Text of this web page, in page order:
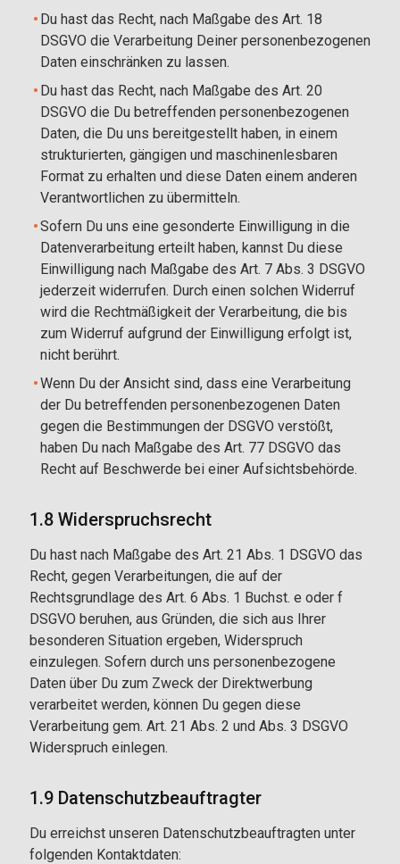
Du hast das Recht, nach Maßgabe des Art. 18
DSGVO die Verarbeitung Deiner personenbezogenen
Daten einschränken zu lassen.
Du hast das Recht, nach Maßgabe des Art. 20
DSGVO die Du betreffenden personenbezogenen
Daten, die Du uns bereitgestellt haben, in einem
strukturierten, gängigen und maschinenlesbaren
Format zu erhalten und diese Daten einem anderen
Verantwortlichen zu übermitteln.
Sofern Du uns eine gesonderte Einwilligung in die
Datenverarbeitung erteilt haben, kannst Du diese
Einwilligung nach Maßgabe des Art. 7 Abs. 3 DSGVO
jederzeit widerrufen. Durch einen solchen Widerruf
wird die Rechtmäßigkeit der Verarbeitung, die bis
zum Widerruf aufgrund der Einwilligung erfolgt ist,
nicht berührt.
Wenn Du der Ansicht sind, dass eine Verarbeitung
der Du betreffenden personenbezogenen Daten
gegen die Bestimmungen der DSGVO verstößt,
haben Du nach Maßgabe des Art. 77 DSGVO das
Recht auf Beschwerde bei einer Aufsichtsbehörde.
1.8 Widerspruchsrecht
Du hast nach Maßgabe des Art. 21 Abs. 1 DSGVO das
Recht, gegen Verarbeitungen, die auf der
Rechtsgrundlage des Art. 6 Abs. 1 Buchst. e oder f
DSGVO beruhen, aus Gründen, die sich aus Ihrer
besonderen Situation ergeben, Widerspruch
einzulegen. Sofern durch uns personenbezogene
Daten über Du zum Zweck der Direktwerbung
verarbeitet werden, können Du gegen diese
Verarbeitung gem. Art. 21 Abs. 2 und Abs. 3 DSGVO
Widerspruch einlegen.
1.9 Datenschutzbeauftragter
Du erreichst unseren Datenschutzbeauftragten unter
folgenden Kontaktdaten: